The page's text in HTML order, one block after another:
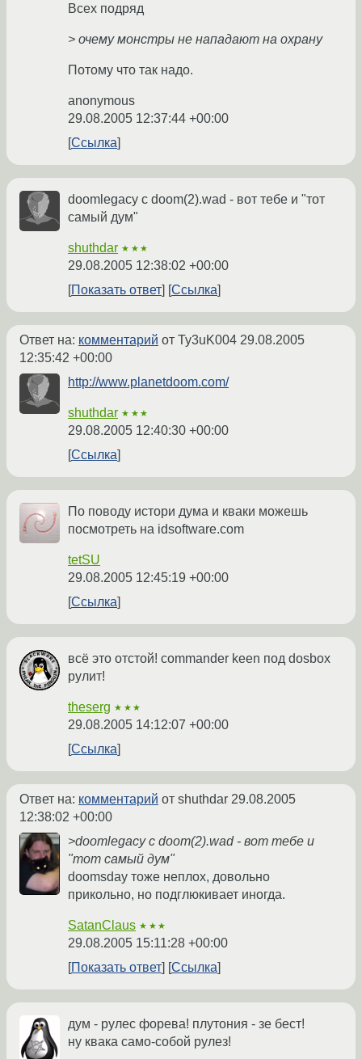
Всех подряд
> очему монстры не нападают на охрану
Потому что так надо.
anonymous
29.08.2005 12:37:44 +00:00
Ссылка
doomlegacy с doom(2).wad - вот тебе и "тот
самый дум"
shuthdar ★★★
29.08.2005 12:38:02 +00:00
Показать ответ
Ссылка
Ответ на: комментарий от Ty3uK004 29.08.2005
12:35:42 +00:00
http://www.planetdoom.com/
shuthdar ★★★
29.08.2005 12:40:30 +00:00
Ссылка
По поводу истори дума и кваки можешь
посмотреть на idsoftware.com
tetSU
29.08.2005 12:45:19 +00:00
Ссылка
всё это отстой! commander keen под dosbox
рулит!
theserg ★★★
29.08.2005 14:12:07 +00:00
Ссылка
Ответ на: комментарий от shuthdar 29.08.2005
12:38:02 +00:00
>doomlegacy с doom(2).wad - вот тебе и
"тот самый дум"
doomsday тоже неплох, довольно
прикольно, но подглюкивает иногда.
SatanClaus ★★★
29.08.2005 15:11:28 +00:00
Показать ответ
Ссылка
дум - рулес форева! плутония - зе бест!
ну квака само-собой рулез!